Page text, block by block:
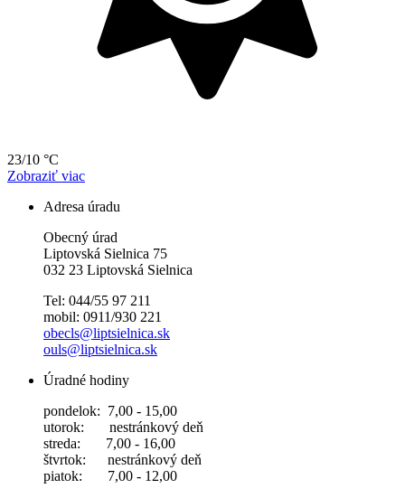
23/10 °C
Zobraziť viac
Adresa úradu
Obecný úrad
Liptovská Sielnica 75
032 23 Liptovská Sielnica
Tel: 044/55 97 211
mobil: 0911/930 221
obecls@liptsielnica.sk
ouls@liptsielnica.sk
Úradné hodiny
pondelok: 7,00 - 15,00
utorok: nestránkový deň
streda: 7,00 - 16,00
štvrtok: nestránkový deň
piatok: 7,00 - 12,00